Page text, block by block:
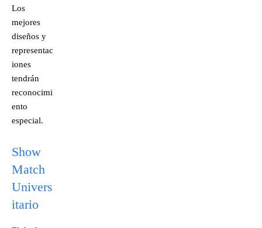
Los
mejores
diseños y
representac
iones
tendrán
reconocimi
ento
especial.
Show
Match
Univers
itario